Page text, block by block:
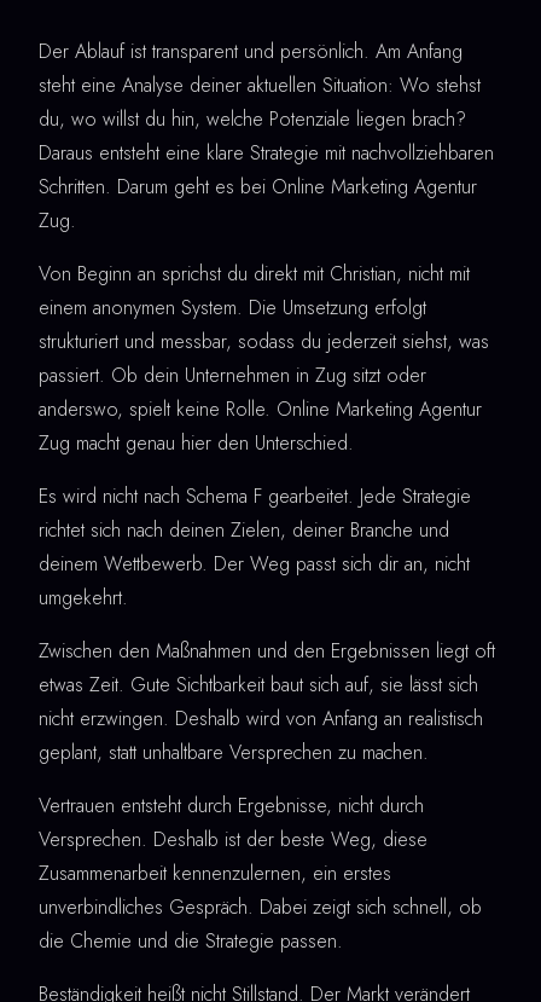
Der Ablauf ist transparent und persönlich. Am Anfang
steht eine Analyse deiner aktuellen Situation: Wo stehst
du, wo willst du hin, welche Potenziale liegen brach?
Daraus entsteht eine klare Strategie mit nachvollziehbaren
Schritten. Darum geht es bei Online Marketing Agentur
Zug.
Von Beginn an sprichst du direkt mit Christian, nicht mit
einem anonymen System. Die Umsetzung erfolgt
strukturiert und messbar, sodass du jederzeit siehst, was
passiert. Ob dein Unternehmen in Zug sitzt oder
anderswo, spielt keine Rolle. Online Marketing Agentur
Zug macht genau hier den Unterschied.
Es wird nicht nach Schema F gearbeitet. Jede Strategie
richtet sich nach deinen Zielen, deiner Branche und
deinem Wettbewerb. Der Weg passt sich dir an, nicht
umgekehrt.
Zwischen den Maßnahmen und den Ergebnissen liegt oft
etwas Zeit. Gute Sichtbarkeit baut sich auf, sie lässt sich
nicht erzwingen. Deshalb wird von Anfang an realistisch
geplant, statt unhaltbare Versprechen zu machen.
Vertrauen entsteht durch Ergebnisse, nicht durch
Versprechen. Deshalb ist der beste Weg, diese
Zusammenarbeit kennenzulernen, ein erstes
unverbindliches Gespräch. Dabei zeigt sich schnell, ob
die Chemie und die Strategie passen.
Beständigkeit heißt nicht Stillstand. Der Markt verändert